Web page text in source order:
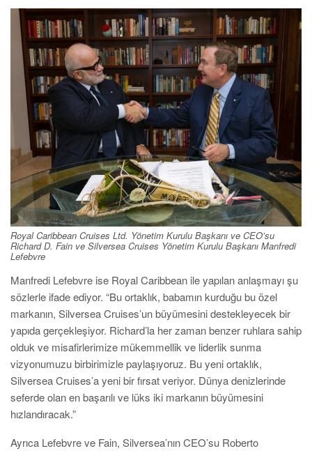
Royal Caribbean Cruises Ltd. Yönetim Kurulu Başkanı ve CEO’su
Richard D. Fain ve Silversea Cruises Yönetim Kurulu Başkanı Manfredi
Lefebvre
Manfredi Lefebvre ise Royal Caribbean ile yapılan anlaşmayı şu
sözlerle ifade ediyor. “Bu ortaklık, babamın kurduğu bu özel
markanın, Silversea Cruises’un büyümesini destekleyecek bir
yapıda gerçekleşiyor. Richard’la her zaman benzer ruhlara sahip
olduk ve misafirlerimize mükemmellik ve liderlik sunma
vizyonumuzu birbirimizle paylaşıyoruz. Bu yeni ortaklık,
Silversea Cruises’a yeni bir fırsat veriyor. Dünya denizlerinde
seferde olan en başarılı ve lüks iki markanın büyümesini
hızlandıracak.”
Ayrıca Lefebvre ve Fain, Silversea’nın CEO’su Roberto